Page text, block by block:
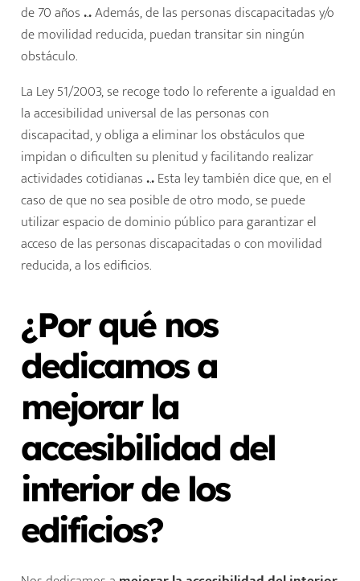
de 70 años...Además, de las personas discapacitadas y/o
de movilidad reducida, puedan transitar sin ningún
obstáculo.
La Ley 51/2003, se recoge todo lo referente a igualdad en
la accesibilidad universal de las personas con
discapacitad, y obliga a eliminar los obstáculos que
impidan o dificulten su plenitud y facilitando realizar
actividades cotidianas...Esta ley también dice que, en el
caso de que no sea posible de otro modo, se puede
utilizar espacio de dominio público para garantizar el
acceso de las personas discapacitadas o con movilidad
reducida, a los edificios.
¿Por qué nos
dedicamos a
mejorar la
accesibilidad del
interior de los
edificios?